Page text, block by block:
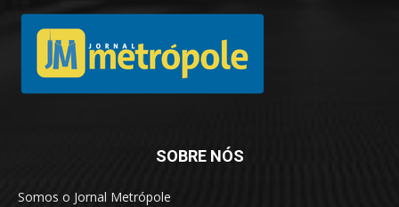
SOBRE NÓS
Somos o Jornal Metrópole